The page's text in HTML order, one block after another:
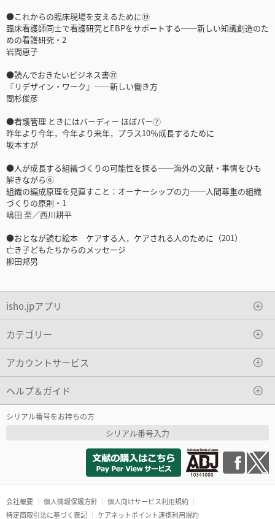
●これからの臨床現場を支えるために⑲
臨床看護師同士で看護研究とEBPをサポートする──新しい知識創造のた
めの看護研究・2
岩間恵子
●読んでおきたいビジネス書㉗
『リデザイン・ワーク』──新しい働き方
間杉俊彦
●看護管理 ときにはバーディー ほぼパー⑦
昨年より今年，今年より来年，プラス10％成長するために
坂本すが
●人が成長する組織づくりの可能性を探る──海外の文献・事情をひも
解きながら⑥
組織の編成原理を見直すこと：オーナーシップの力──人間尊重の組織
づくりの原則・1
嶋田 至／西川耕平
●おとなが読む絵本 ケアする人，ケアされる人のために（201）
亡き子どもたちからのメッセージ
柳田邦男
isho.jpアプリ
カテゴリー
アカウントサービス
ヘルプ＆ガイド
シリアル番号をお持ちの方
シリアル番号入力
会社概要 個人情報保護方針
個人向けサービス利用規約
特定商取引法に基づく表記
ケアネットポイント連携利用規約